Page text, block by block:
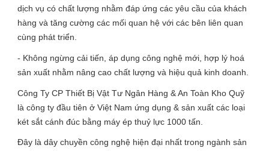
dịch vụ có chất lượng nhằm đáp ứng các yêu cầu của khách
hàng và tăng cường các mối quan hệ với các bên liên quan
cùng phát triển.
- Không ngừng cải tiến, áp dụng công nghệ mới, hợp lý hoá
sản xuất nhằm nâng cao chất lượng và hiệu quả kinh doanh.
Công Ty CP Thiết Bị Vật Tư Ngân Hàng & An Toàn Kho Quỹ
là công ty đầu tiên ở Việt Nam ứng dụng & sản xuất các loại
két sắt cánh đúc bằng máy ép thuỷ lực 1000 tấn.
Đây là dây chuyền công nghệ hiện đại nhất trong ngành sản